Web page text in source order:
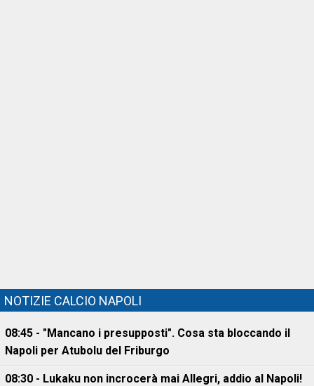
NOTIZIE CALCIO NAPOLI
08:45 - "Mancano i presupposti". Cosa sta bloccando il
Napoli per Atubolu del Friburgo
08:30 - Lukaku non incrocerà mai Allegri, addio al Napoli!